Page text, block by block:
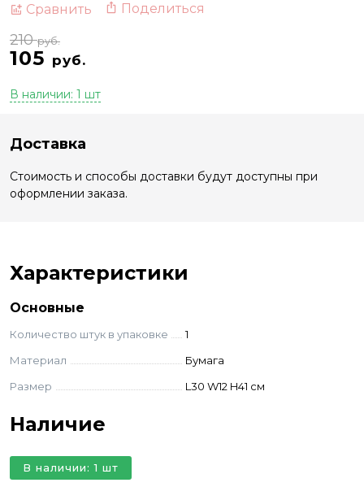
Сравнить Поделиться
105 руб.
210руб.
В наличии: 1 шт
Доставка
Стоимость и способы доставки будут доступны при
оформлении заказа.
Характеристики
Основные
Количество штук в упаковке
1
Материал
Бумага
Размер
L30 W12 H41 см
Наличие
В наличии: 1 шт